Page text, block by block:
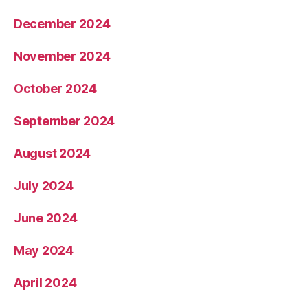
December 2024
November 2024
October 2024
September 2024
August 2024
July 2024
June 2024
May 2024
April 2024